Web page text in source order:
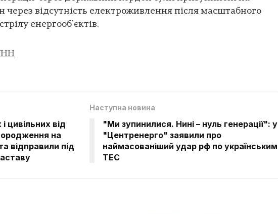
через відсутність електроживлення після масштабного
енергообʼєктів.
цивільних від
на
відправили під
Наступна новина
"Ми зупинилися. Нині – нуль генерації": у
"Центренерго" заявили про
наймасованіший удар рф по українським
ТЕС